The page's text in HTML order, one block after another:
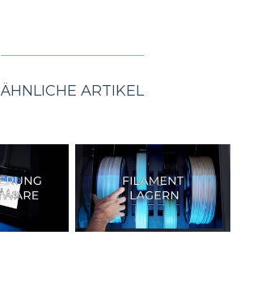
ÄHNLICHE ARTIKEL